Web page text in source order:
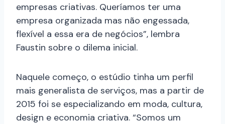
empresas criativas. Queríamos ter uma
empresa organizada mas não engessada,
flexível a essa era de negócios”, lembra
Faustin sobre o dilema inicial.
Naquele começo, o estúdio tinha um perfil
mais generalista de serviços, mas a partir de
2015 foi se especializando em moda, cultura,
design e economia criativa. “Somos um